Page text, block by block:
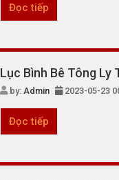
Đọc tiếp
Lục Bình Bê Tông Ly
by: Admin 2023-05-23
Đọc tiếp